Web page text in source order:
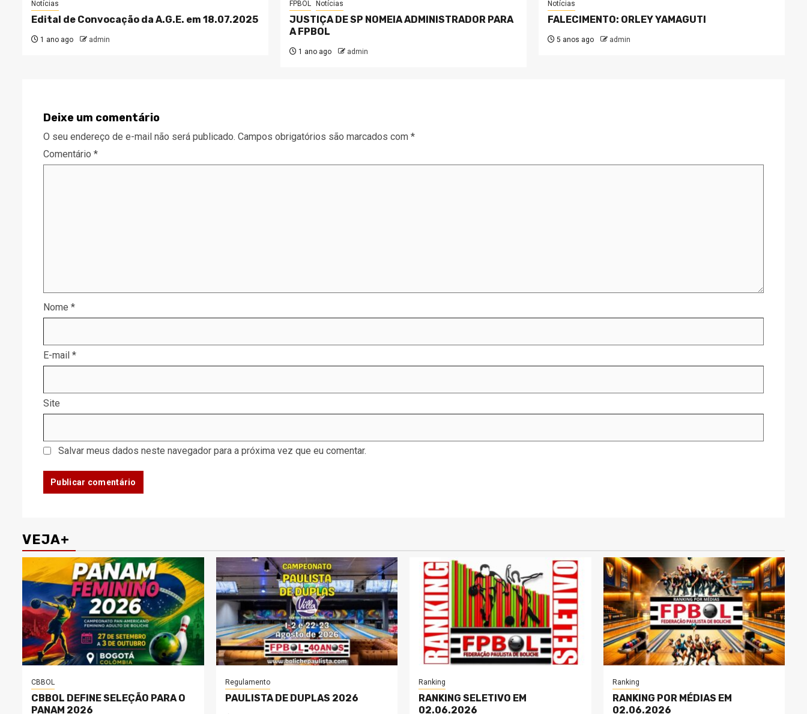
Notícias
Edital de Convocação da A.G.E. em 18.07.2025
1 ano ago admin
FPBOL Notícias
JUSTIÇA DE SP NOMEIA ADMINISTRADOR PARA
A FPBOL
1 ano ago admin
Notícias
FALECIMENTO: ORLEY YAMAGUTI
5 anos ago admin
Deixe um comentário
O seu endereço de e-mail não será publicado. Campos obrigatórios são marcados com *
Comentário *
Nome *
E-mail *
Site
Salvar meus dados neste navegador para a próxima vez que eu comentar.
VEJA+
CBBOL
CBBOL DEFINE SELEÇÃO PARA O
PANAM 2026
Regulamento
PAULISTA DE DUPLAS 2026
Ranking
RANKING SELETIVO EM
02.06.2026
Ranking
RANKING POR MÉDIAS EM
02.06.2026